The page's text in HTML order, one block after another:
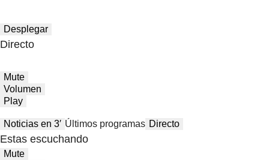
Desplegar
Directo
Mute
Volumen
Play
Noticias en 3′ Últimos programas Directo
Estas escuchando
Mute